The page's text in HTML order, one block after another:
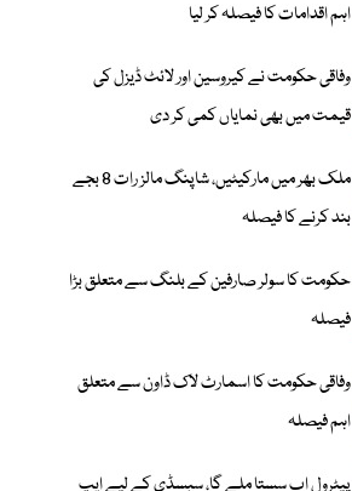
اہم اقدامات کا فیصلہ کر لیا
وفاقی حکومت نے کیروسین اور لائٹ ڈیزل کی
قیمت میں بھی نمایاں کمی کر دی
ملک بھر میں مارکیٹیں، شاپنگ مالز رات 8 بجے
بند کرنے کا فیصلہ
حکومت کا سولر صارفین کے بلنگ سے متعلق بڑا
فیصلہ
وفاقی حکومت کا اسمارٹ لاک ڈاون سے متعلق
اہم فیصلہ
پیٹرول اب سستا ملے گا، سبسڈی کے لیے ایپ